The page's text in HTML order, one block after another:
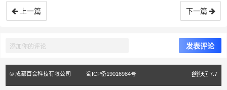
上一篇 下一篇
© 成都百会科技有限公司 蜀ICP备19016984号 7.7